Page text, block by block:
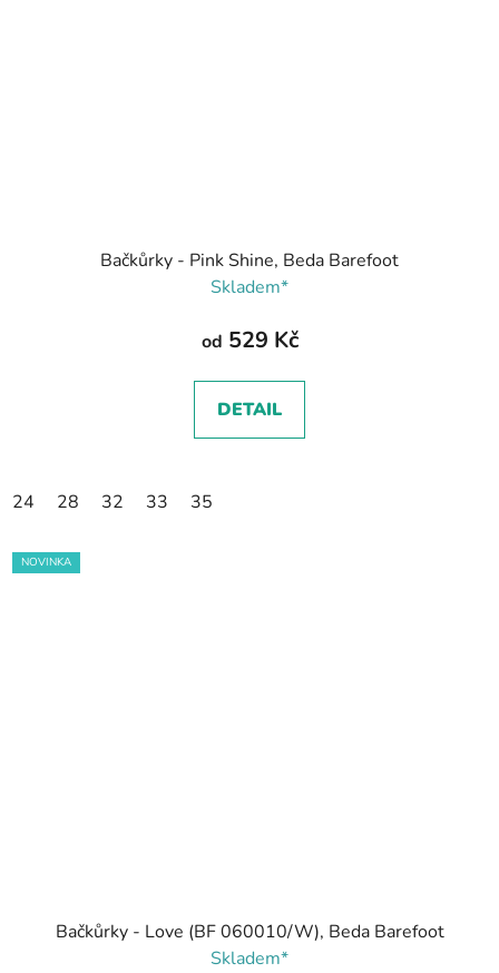
Bačkůrky - Pink Shine, Beda Barefoot
Skladem*
od 529 Kč
DETAIL
24 28 32 33 35
NOVINKA
Bačkůrky - Love (BF 060010/W), Beda Barefoot
Skladem*